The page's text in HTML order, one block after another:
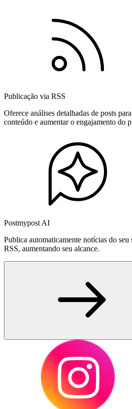
Publicação via RSS
Oferece análises detalhadas de posts
conteúdo e aumentar o engajamento do
Postmypost AI
Publica automaticamente notícias do seu
RSS, aumentando seu alcance.